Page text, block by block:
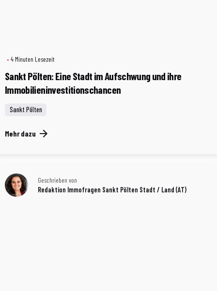
4 Minuten Lesezeit
Sankt Pölten: Eine Stadt im Aufschwung und ihre
Immobilieninvestitionschancen
Sankt Pölten
Mehr dazu
Geschrieben von
Redaktion Immofragen Sankt Pölten Stadt / Land (AT)